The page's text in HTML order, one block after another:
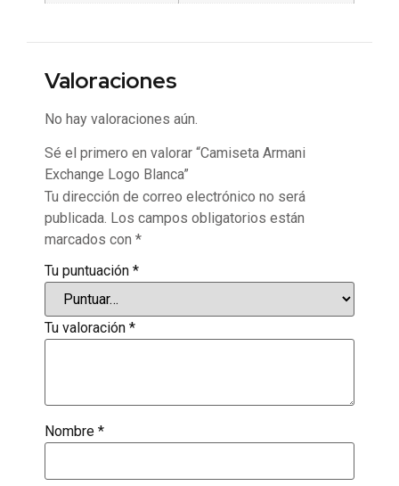
Valoraciones
No hay valoraciones aún.
Sé el primero en valorar “Camiseta Armani
Exchange Logo Blanca”
Tu dirección de correo electrónico no será
publicada. Los campos obligatorios están
marcados con *
Tu puntuación *
Tu valoración *
Nombre *